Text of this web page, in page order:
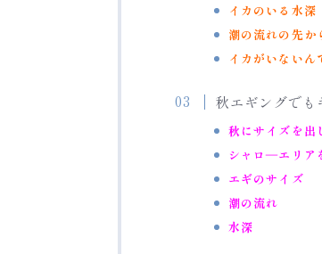
イカのいる水深
潮の流れの先か
イカがいないん
秋エギングでも
秋にサイズを出
シャロ―エリア
エギのサイズ
潮の流れ
水深